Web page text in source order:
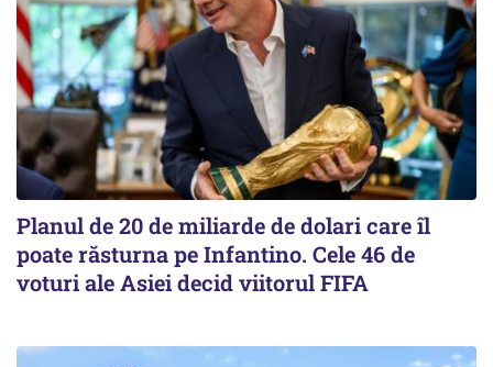
Planul de 20 de miliarde de dolari care îl
poate răsturna pe Infantino. Cele 46 de
voturi ale Asiei decid viitorul FIFA